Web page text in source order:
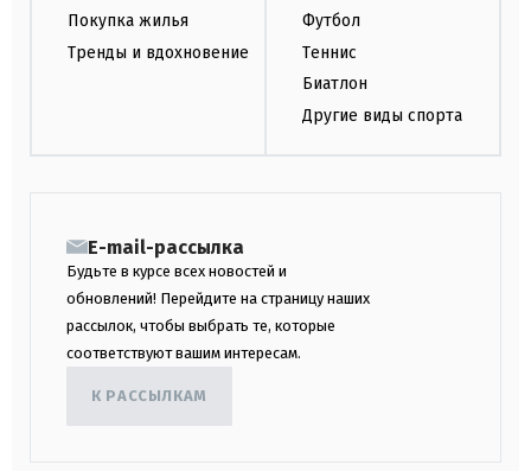
Покупка жилья
Тренды и вдохновение
Футбол
Теннис
Биатлон
Другие виды спорта
E-mail-рассылка
Будьте в курсе всех новостей и
обновлений! Перейдите на страницу наших
рассылок, чтобы выбрать те, которые
соответствуют вашим интересам.
К РАССЫЛКАМ